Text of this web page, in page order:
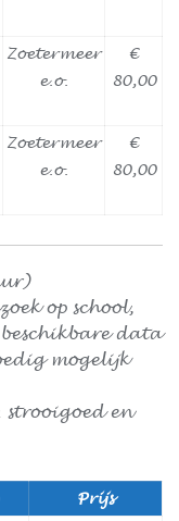
Zoetermeer
e.o.
€
80,00
Zoetermeer
e.o.
€
80,00
op school,
data
mogelijk
strooigoed en
Prijs